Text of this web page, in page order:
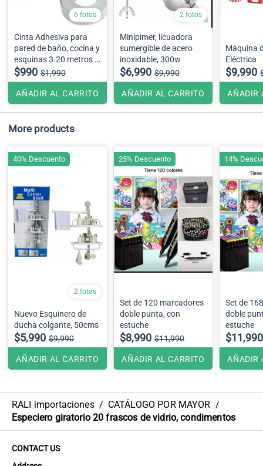
6 fotos
Cinta Adhesiva para
pared de baño, cocina y
esquinas 3.20 metros x
4 cms
$990 $1,990
AÑADIR AL CARRITO
2 fotos
Minipimer, licuadora
sumergible de acero
inoxidable, 300w
$6,990 $9,990
AÑADIR AL CARRITO
Máquina
Eléctrica
$9,990
AÑADIR
More products
2 fotos
Nuevo Esquinero de
ducha colgante, 50cms
$5,990 $9,990
AÑADIR AL CARRITO
40% Descuento
Set de 120 marcadores
doble punta, con
estuche
$8,990 $11,990
AÑADIR AL CARRITO
25% Descuento
Set de
doble
estuche
$11,990
AÑADIR
14%
RALI importaciones / CATÁLOGO POR MAYOR /
Especiero giratorio 20 frascos de vidrio, condimentos
CONTACT US